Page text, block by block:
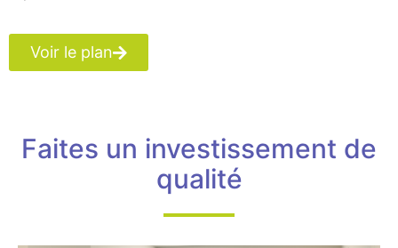
Voir le plan
Faites un investissement de
qualité